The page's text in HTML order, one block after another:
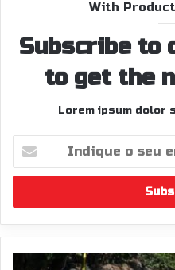
With
Subscribe to
to get the
Lorem ipsum dolor
seu
de
email
"Estamos